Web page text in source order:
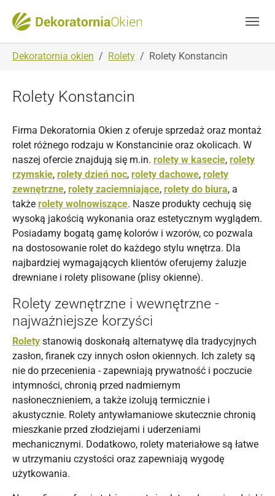
You are here:
Dekoratornia okien Rolety Rolety Konstancin
Rolety Konstancin
Firma Dekoratornia Okien z oferuje sprzedaż oraz montaż
rolet różnego rodzaju w Konstancinie oraz okolicach. W
naszej ofercie znajdują się m.in. rolety w kasecie, rolety
rzymskie, rolety dzień noc, rolety dachowe, rolety
zewnętrzne, rolety zaciemniające, rolety do biura, a
także rolety wolnowiszące. Nasze produkty cechują się
wysoką jakością wykonania oraz estetycznym wyglądem.
Posiadamy bogatą gamę kolorów i wzorów, co pozwala
na dostosowanie rolet do każdego stylu wnętrza. Dla
najbardziej wymagających klientów oferujemy żaluzje
drewniane i rolety plisowane (plisy okienne).
Rolety zewnętrzne i wewnętrzne -
najważniejsze korzyści
Rolety stanowią doskonałą alternatywę dla tradycyjnych
zasłon, firanek czy innych osłon okiennych. Ich zalety są
nie do przecenienia - zapewniają prywatność i poczucie
intymności, chronią przed nadmiernym
nasłonecznieniem, a także izolują termicznie i
akustycznie. Rolety antywłamaniowe skutecznie chronią
mieszkanie przed złodziejami i uderzeniami
mechanicznymi. Dodatkowo, rolety materiałowe są łatwe
w utrzymaniu czystości oraz zapewniają wygodę
użytkowania.